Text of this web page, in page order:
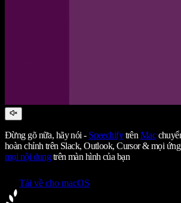
Đừng gõ nữa, hãy nói - Speechifytrên Mac
hoàn chỉnh trên Slack, Outlook, Cursor & mọi
mọi nội dungtrên màn hình của bạn
Tải về cho macOS